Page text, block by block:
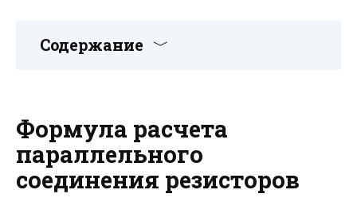
Содержание
Формула расчета
параллельного
соединения резисторов